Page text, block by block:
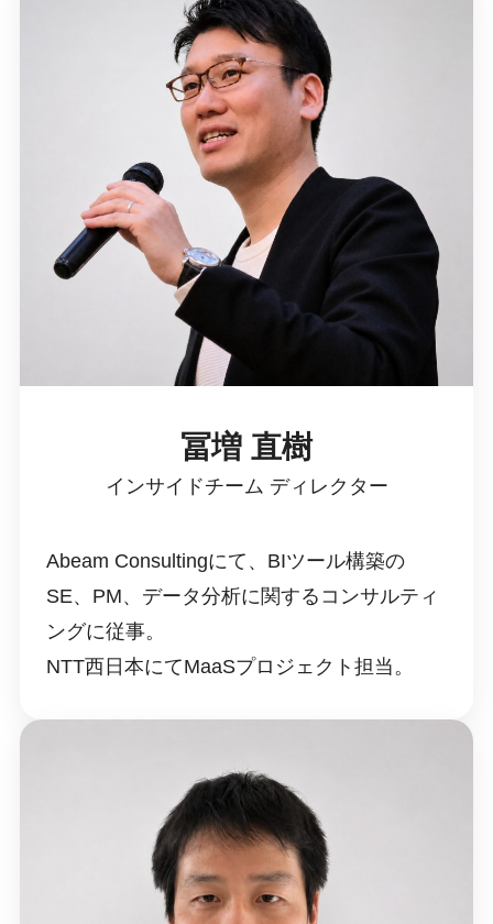
冨増 直樹
インサイドチーム ディレクター
Abeam Consultingにて、BIツール構築の
SE、PM、データ分析に関するコンサルティ
ングに従事。
NTT西日本にてMaaSプロジェクト担当。